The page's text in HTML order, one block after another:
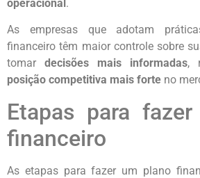
operacional.
As empresas que adotam
financeiro têm maior controle sobre
tomar decisões mais informadas,
posição competitiva mais forte no
Etapas para
financeiro
As etapas para fazer um plano